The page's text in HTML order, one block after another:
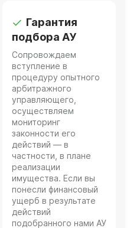
Гарантия
подбора АУ
Сопровождаем
вступление в
процедуру опытного
арбитражного
управляющего,
осуществляем
мониторинг
законности его
действий — в
частности, в плане
реализации
имущества. Если вы
понесли финансовый
ущерб в результате
действий
подобранного нами АУ